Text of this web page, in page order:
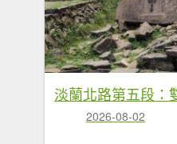
2026-08-02